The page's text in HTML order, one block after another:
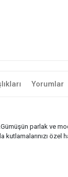
Yorumlar
parlak ve
özel